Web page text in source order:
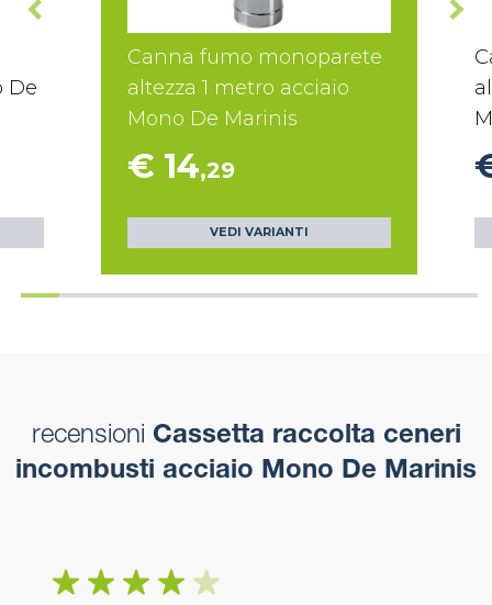
De
Canna fumo monoparete
altezza 1 metro acciaio
Mono De Marinis
€ 14,29
VEDI VARIANTI
recensioni Cassetta raccolta ceneri
incombusti acciaio Mono De Marinis